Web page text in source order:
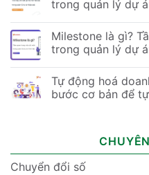
trong quản lý dự
Milestone là gì?
trong quản lý dự
Tự động hoá
bước cơ bản để
Chuyển đổi số